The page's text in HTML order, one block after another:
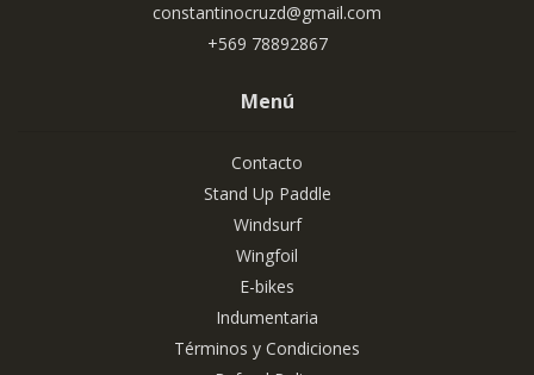
constantinocruzd@gmail.com
+569 78892867
Menú
Contacto
Stand Up Paddle
Windsurf
Wingfoil
E-bikes
Indumentaria
Términos y Condiciones